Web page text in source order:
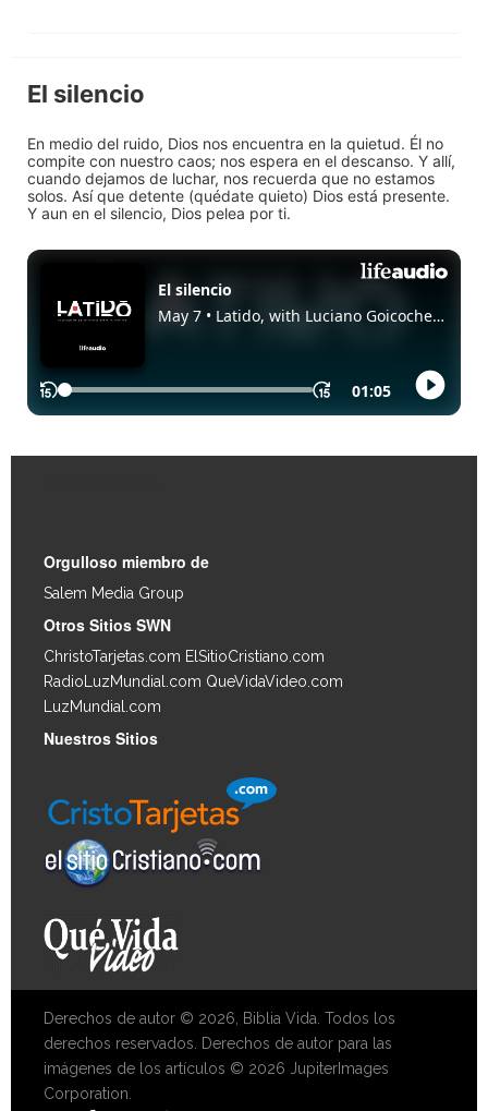
El silencio
En medio del ruido, Dios nos encuentra en la quietud. Él no
compite con nuestro caos; nos espera en el descanso. Y allí,
cuando dejamos de luchar, nos recuerda que no estamos
solos. Así que detente (quédate quieto) Dios está presente.
Y aun en el silencio, Dios pelea por ti.
Orgulloso miembro de
Salem Media Group
Otros Sitios SWN
ChristoTarjetas.com ElSitioCristiano.com
RadioLuzMundial.com QueVidaVideo.com
LuzMundial.com
Nuestros Sitios
Derechos de autor © 2026, Biblia Vida. Todos los
derechos reservados. Derechos de autor para las
imágenes de los artículos © 2026 JupiterImages
Corporation.